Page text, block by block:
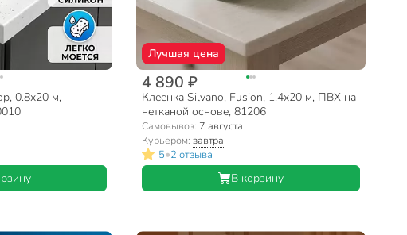
0.8х20 м,
Лучшая цена
4 890 ₽
Клеенка Silvano, Fusion, 1.4х20 м, ПВХ на
нетканой основе, 81206
Самовывоз: 7 августа
Курьером:завтра
5•2 отзыва
В корзину